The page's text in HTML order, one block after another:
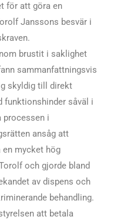
för att göra en
Janssons besvär i
brustit i saklighet
sammanfattningsvis
skyldig till direkt
funktionshinder såväl i
i
ansåg att
mycket hög
och gjorde bland
av dispens och
behandling.
att betala